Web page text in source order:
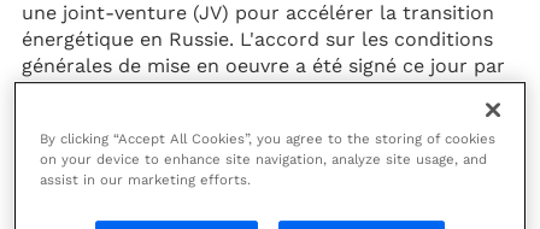
une joint-venture (JV) pour accélérer la transition
énergétique en Russie. L'accord sur les conditions
générales de mise en oeuvre a été signé ce jour par
Arnaud Pieton, Directeur général de Technip
Energies et Dmitry Evstafiev, Directeur général de
NIPIGAS.
Cette nouvelle joint-venture fournira un large
éventail d'expertise, comprenant notamment
By clicking “Accept All Cookies”, you agree to the storing of cookies
on your device to enhance site navigation, analyze site usage, and
assist in our marketing efforts.